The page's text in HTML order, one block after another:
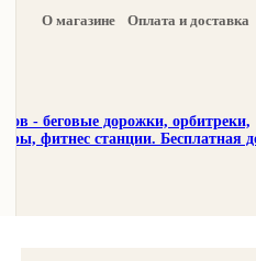
О магазине Оплата и доставка